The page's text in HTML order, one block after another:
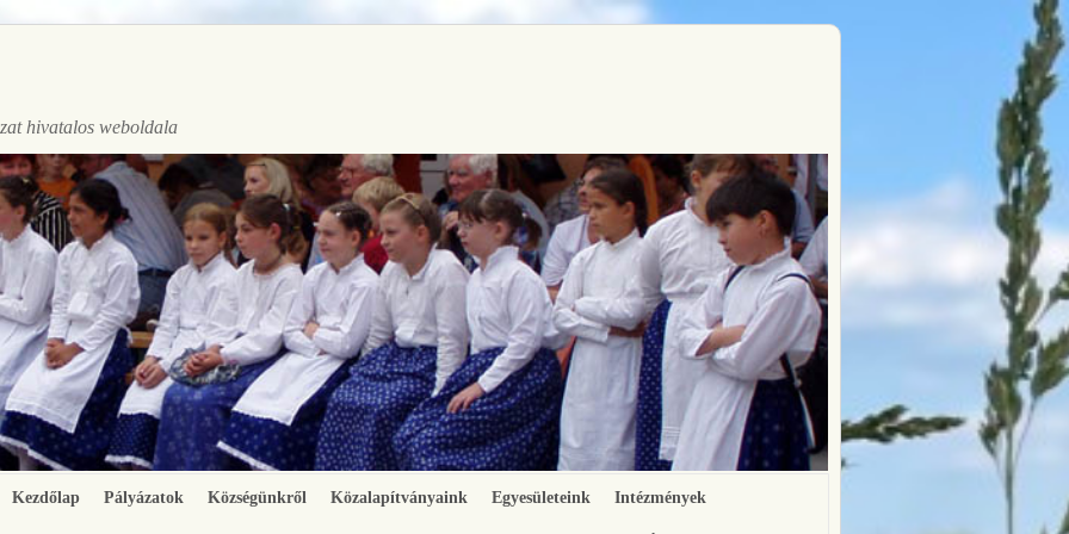
hivatalos weboldala
Kezdőlap Pályázatok Községünkről Közalapítványaink Egyesületeink Intézmények